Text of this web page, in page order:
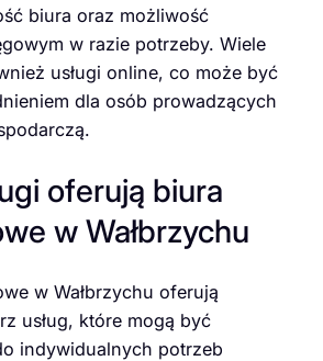
biura oraz możliwość
w razie potrzeby. Wiele
usługi online, co może być
dla osób prowadzących
oferują biura
w Wałbrzychu
w Wałbrzychu oferują
usług, które mogą być
indywidualnych potrzeb